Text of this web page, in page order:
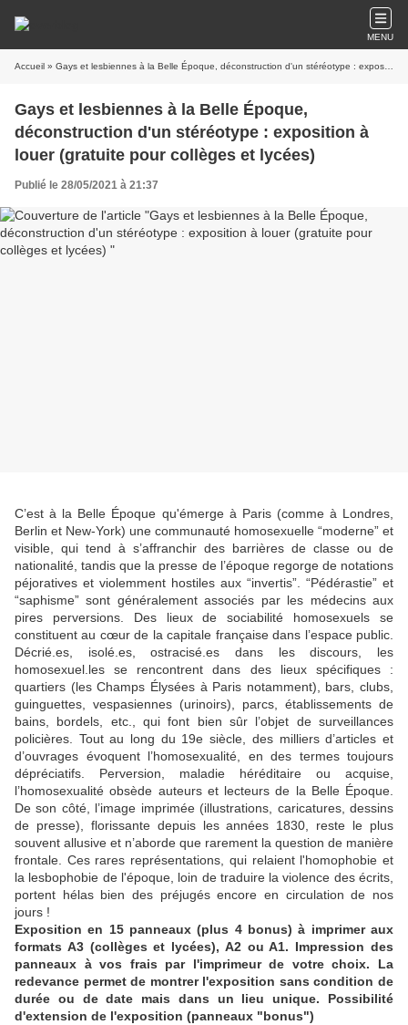
MENU
Accueil » Gays et lesbiennes à la Belle Époque, déconstruction d'un stéréotype : exposition à louer (gratuite pour collèges et lycées)
Gays et lesbiennes à la Belle Époque,
déconstruction d'un stéréotype : exposition à
louer (gratuite pour collèges et lycées)
Publié le 28/05/2021 à 21:37
C’est à la Belle Époque qu'émerge à Paris (comme à Londres,
Berlin et New-York) une communauté homosexuelle “moderne” et
visible, qui tend à s’affranchir des barrières de classe ou de
nationalité, tandis que la presse de l’époque regorge de notations
péjoratives et violemment hostiles aux “invertis”. “Pédérastie” et
“saphisme” sont généralement associés par les médecins aux
pires perversions. Des lieux de sociabilité homosexuels se
constituent au cœur de la capitale française dans l’espace public.
Décrié.es, isolé.es, ostracisé.es dans les discours, les
homosexuel.les se rencontrent dans des lieux spécifiques :
quartiers (les Champs Élysées à Paris notamment), bars, clubs,
guinguettes, vespasiennes (urinoirs), parcs, établissements de
bains, bordels, etc., qui font bien sûr l’objet de surveillances
policières. Tout au long du 19e siècle, des milliers d’articles et
d’ouvrages évoquent l’homosexualité, en des termes toujours
dépréciatifs. Perversion, maladie héréditaire ou acquise,
l’homosexualité obsède auteurs et lecteurs de la Belle Époque.
De son côté, l’image imprimée (illustrations, caricatures, dessins
de presse), florissante depuis les années 1830, reste le plus
souvent allusive et n’aborde que rarement la question de manière
frontale. Ces rares représentations, qui relaient l'homophobie et
la lesbophobie de l'époque, loin de traduire la violence des écrits,
portent hélas bien des préjugés encore en circulation de nos
jours !
Exposition en 15 panneaux (plus 4 bonus) à imprimer aux
formats A3 (collèges et lycées), A2 ou A1. Impression des
panneaux à vos frais par l'imprimeur de votre choix. La
redevance permet de montrer l'exposition sans condition de
durée ou de date mais dans un lieu unique. Possibilité
d'extension de l'exposition (panneaux "bonus")